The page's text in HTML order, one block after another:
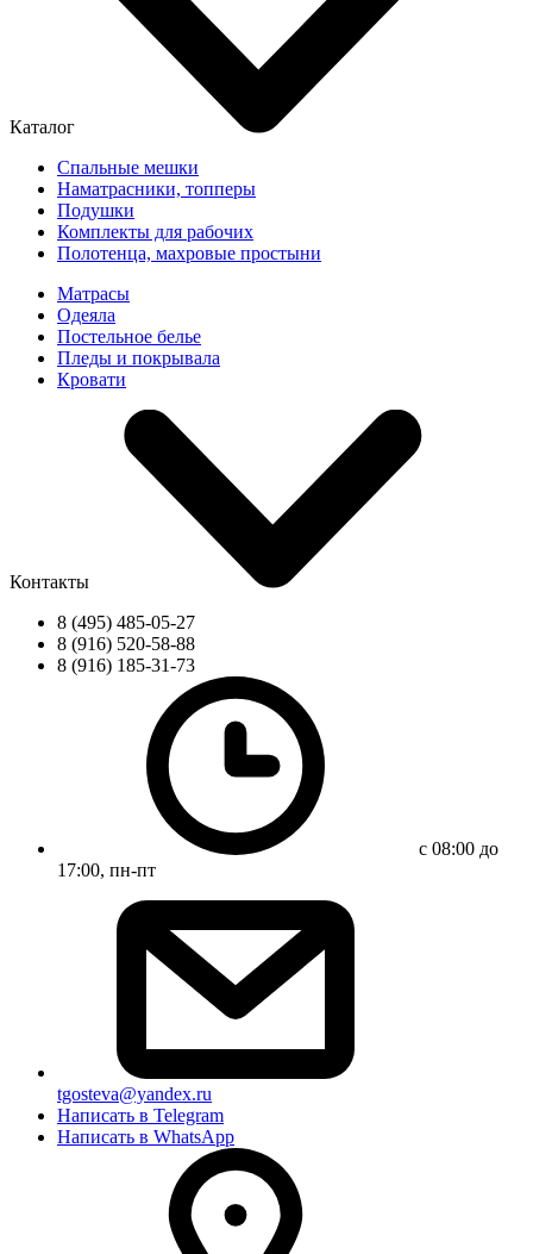
Каталог
Спальные мешки
Наматрасники, топперы
Подушки
Комплекты для рабочих
Полотенца, махровые простыни
Матрасы
Одеяла
Постельное белье
Пледы и покрывала
Кровати
Контакты
8 (495) 485-05-27
8 (916) 520-58-88
8 (916) 185-31-73
с 08:00 до
17:00, пн-пт
tgosteva@yandex.ru
Написать в Telegram
Написать в WhatsApp